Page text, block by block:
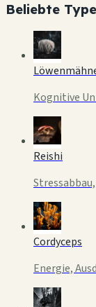
Beliebte
Kognitive
Reishi
Cordyceps
Energie,